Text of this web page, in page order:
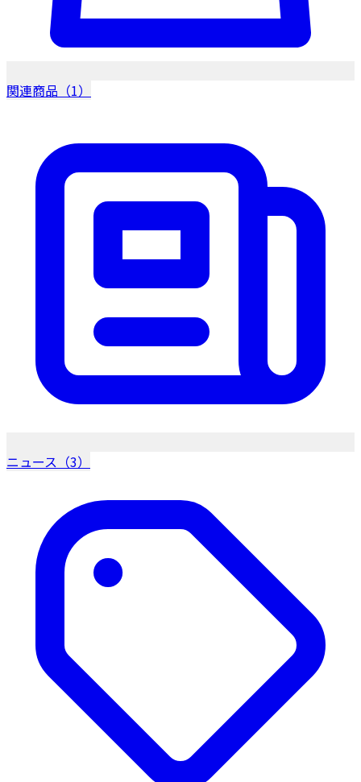
関連商品（1）
ニュース（3）